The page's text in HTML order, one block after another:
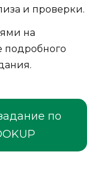
и проверки.
на
подробного
по